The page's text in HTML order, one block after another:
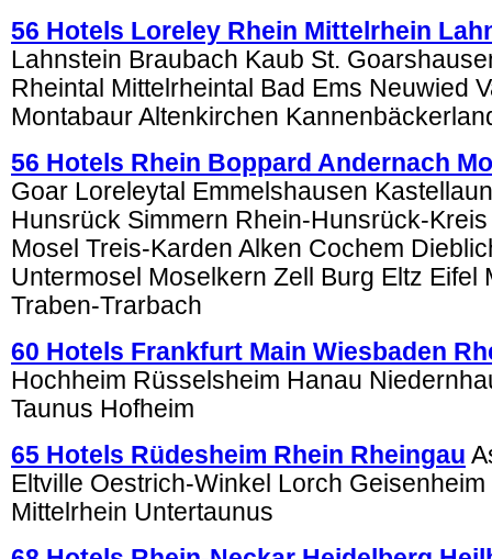
56 Hotels Loreley Rhein Mittelrhein
Lahnstein Braubach Kaub St.
Rheintal Mittelrheintal Bad Ems Neuwied
Montabaur Altenkirchen
56 Hotels Rhein Boppard Andernach
Goar Loreleytal Emmelshausen
Hunsrück Simmern Rhein-Hunsrück-
Mosel Treis-Karden Alken Cochem
Untermosel Moselkern Zell Burg Eltz Eifel
Traben-Trarbach
60 Hotels Frankfurt Main Wiesbaden
Hochheim Rüsselsheim Hanau
Taunus Hofheim
65 Hotels Rüdesheim Rhein Rheingau
Eltville Oestrich-Winkel Lorch Geisenheim
Mittelrhein Untertaunus